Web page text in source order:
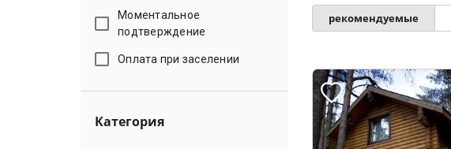
Моментальное
подтверждение
Оплата при заселении
Категория
рекомендуемые